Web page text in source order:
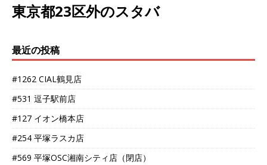
東京都23区外のスタバ
最近の投稿
#1262 CIAL鶴見店
#531 逗子駅前店
#127 イオン橋本店
#254 平塚ラスカ店
#569 平塚OSC湘南シティ店（閉店）